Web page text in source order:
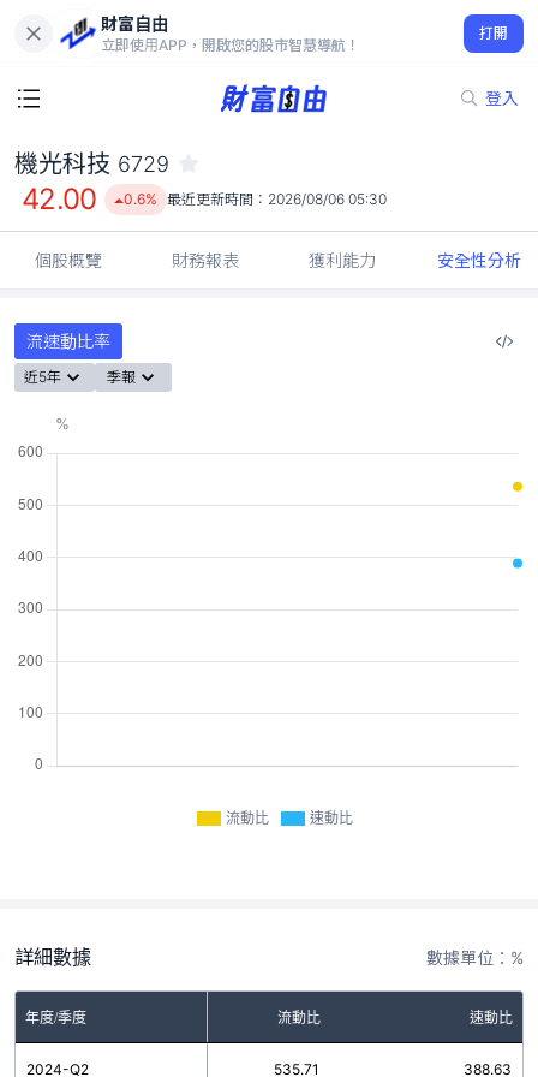
財富自由
立即使用APP，開啟您的股市智慧導航！
打開
登入
42.00
0.6%
機光科技 6729
42.00 0.6% 最近更新時間： 2026/08/06 05:30
個股概覽 財務報表 獲利能力 安全性分析
流速動比率
近5年 季報
流動比 速動比
詳細數據 數據單位：%
年度/季度 流動比 速動比
2024-Q2 535.71 388.63